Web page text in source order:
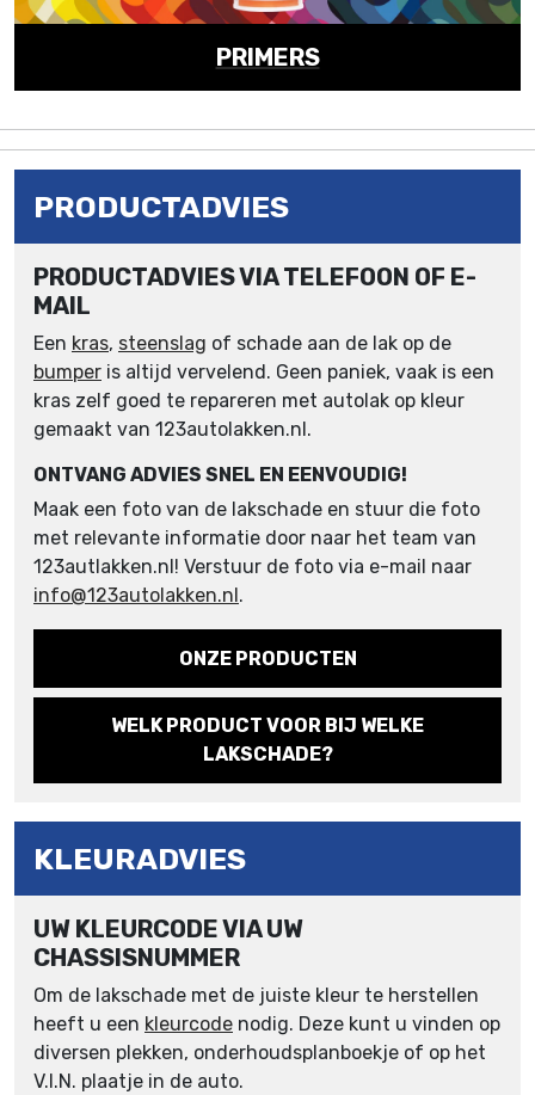
PRIMERS
PRODUCTADVIES
PRODUCTADVIES VIA TELEFOON OF E-
MAIL
Een kras, steenslag of schade aan de lak op de
bumper is altijd vervelend. Geen paniek, vaak is een
kras zelf goed te repareren met autolak op kleur
gemaakt van 123autolakken.nl.
ONTVANG ADVIES SNEL EN EENVOUDIG!
Maak een foto van de lakschade en stuur die foto
met relevante informatie door naar het team van
123autlakken.nl! Verstuur de foto via e-mail naar
info@123autolakken.nl .
ONZE PRODUCTEN
WELK PRODUCT VOOR BIJ WELKE
LAKSCHADE?
KLEURADVIES
UW KLEURCODE VIA UW
CHASSISNUMMER
Om de lakschade met de juiste kleur te herstellen
heeft u een kleurcode nodig. Deze kunt u vinden op
diversen plekken, onderhoudsplanboekje of op het
V.I.N. plaatje in de auto.